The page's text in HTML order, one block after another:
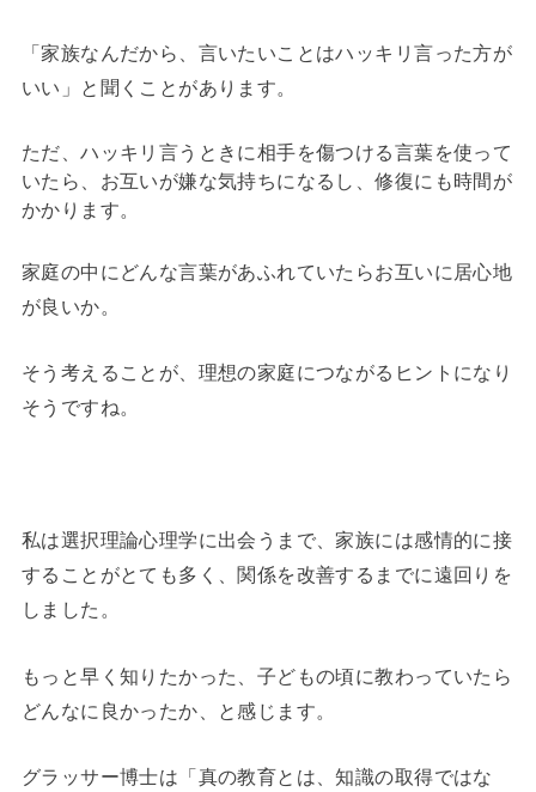
「家族なんだから、言いたいことはハッキリ言った方が
いい」と聞くことがあります。
ただ、ハッキリ言うときに相手を傷つける言葉を使って
いたら、お互いが嫌な気持ちになるし、修復にも時間が
かかります。
家庭の中にどんな言葉があふれていたらお互いに居心地
が良いか。
そう考えることが、理想の家庭につながるヒントになり
そうですね。
私は選択理論心理学に出会うまで、家族には感情的に接
することがとても多く、関係を改善するまでに遠回りを
しました。
もっと早く知りたかった、子どもの頃に教わっていたら
どんなに良かったか、と感じます。
グラッサー博士は「真の教育とは、知識の取得ではな